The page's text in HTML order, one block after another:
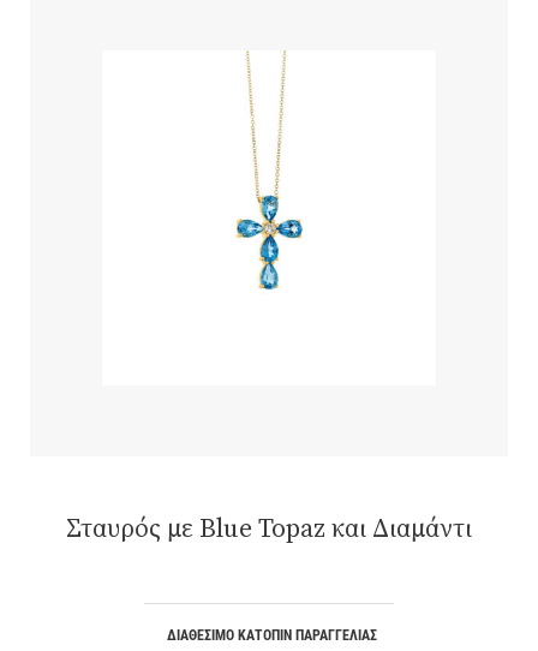
Σταυρός με Blue Topaz και Διαμάντι
ΔΙΑΘΈΣΙΜΟ ΚΑΤΌΠΙΝ ΠΑΡΑΓΓΕΛΊΑΣ